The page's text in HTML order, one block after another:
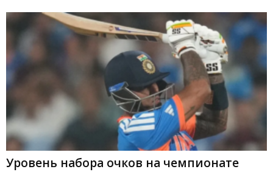
Уровень набора очков на чемпионате